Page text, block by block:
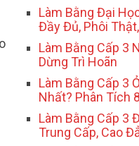
Làm Bằng Đại
Đầy Đủ, Phôi
Làm Bằng Cấp 3
Dừng Trì Hoãn
Làm Bằng Cấp 3
Nhất? Phân Tích
Làm Bằng Cấp 3
Trung Cấp, Cao